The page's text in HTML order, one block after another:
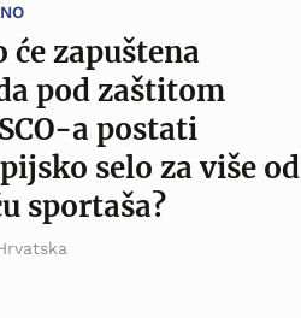
će zapuštena
pod zaštitom
a postati
selo za više od
sportaša?